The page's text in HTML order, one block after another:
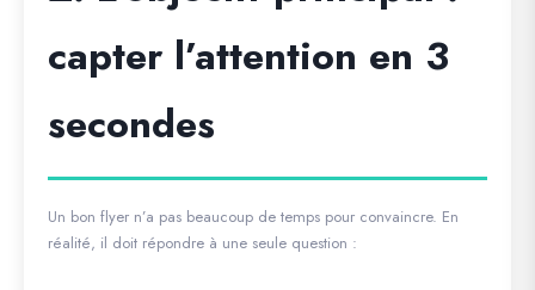
capter l’attention en 3
secondes
Un bon flyer n’a pas beaucoup de temps pour convaincre. En
réalité, il doit répondre à une seule question :